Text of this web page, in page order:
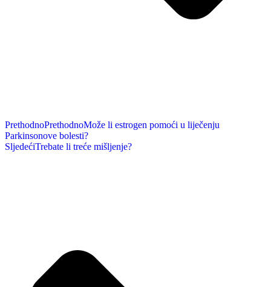
PrethodnoPrethodnoMože li estrogen pomoći u liječenju
Parkinsonove bolesti?
SljedećiTrebate li treće mišljenje?